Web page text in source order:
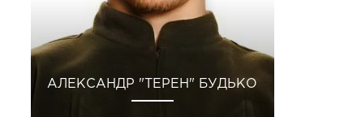
АЛЕКСАНДР "ТЕРЕН" БУДЬКО